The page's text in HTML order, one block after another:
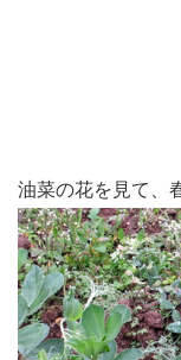
油菜の花を見て、